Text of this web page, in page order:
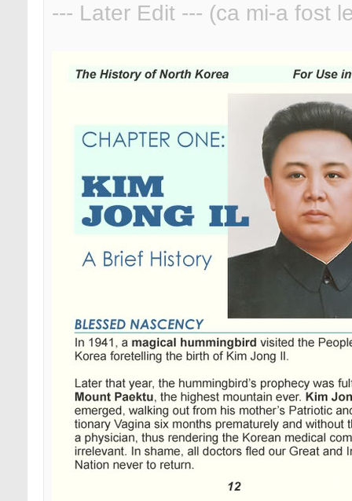
--- Later Edit --- (ca mi-a fost